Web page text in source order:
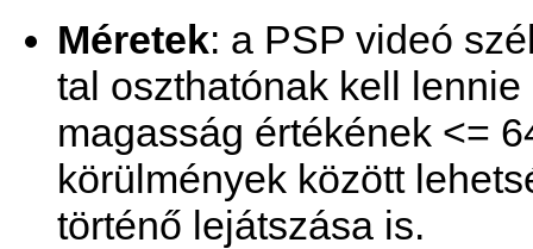
Méretek: a PSP videó
tal oszthatónak kell
magasság értékének <=
körülmények között
történő lejátszása is.